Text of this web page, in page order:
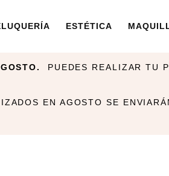
ESTÉTICA
PUEDES REALIZAR TU
EN AGOSTO SE